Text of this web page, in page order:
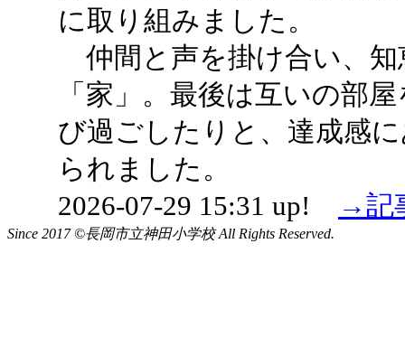
に取り組みました。
仲間と声を掛け合い、
「家」。最後は互いの部
び過ごしたりと、達成感
られました。
2026-07-29 15:31 up!
→記
Since 2017 ©長岡市立神田小学校 All Rights Reserved.